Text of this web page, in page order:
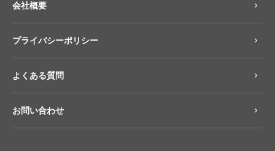
会社概要
プライバシーポリシー
よくある質問
お問い合わせ